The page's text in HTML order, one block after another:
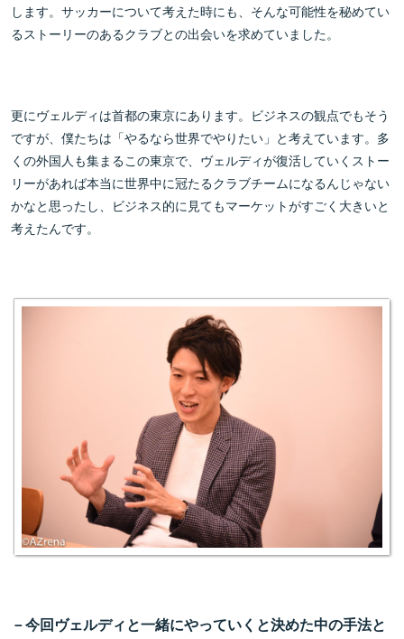
します。サッカーについて考えた時にも、そんな可能性を秘めてい
るストーリーのあるクラブとの出会いを求めていました。
更にヴェルディは首都の東京にあります。ビジネスの観点でもそう
ですが、僕たちは「やるなら世界でやりたい」と考えています。多
くの外国人も集まるこの東京で、ヴェルディが復活していくストー
リーがあれば本当に世界中に冠たるクラブチームになるんじゃない
かなと思ったし、ビジネス的に見てもマーケットがすごく大きいと
考えたんです。
－今回ヴェルディと一緒にやっていくと決めた中の手法と